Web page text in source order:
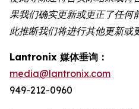
果我们确实更新或更正了任何
此推断我们将进行其他更新或
Lantronix 媒体垂询：
media@lantronix.com
949-212-0960